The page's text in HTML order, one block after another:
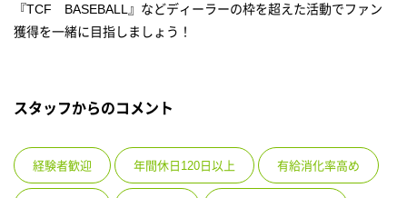
『TCF BASEBALL』などディーラーの枠を超えた活動でファン
獲得を一緒に目指しましょう！
スタッフからのコメント
経験者歓迎 年間休日120日以上 有給消化率高め